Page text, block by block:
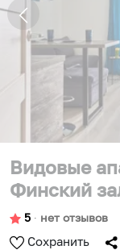
Видовые
Финский
5 ∙ нет отзывов
Сохранить